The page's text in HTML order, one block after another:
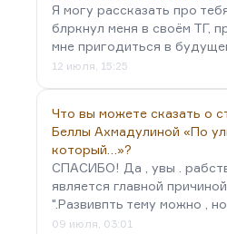
Я могу рассказать про
блркнул меня в своём ТГ,
мне пригодиться в
12 июля, 15:25
Что вы можете сказать о
Беллы Ахмадулиной «По
который…»?
СПАСИБО! Да , увы .
является главной
".Развивпть тему можно , но
09 июля, 03:01